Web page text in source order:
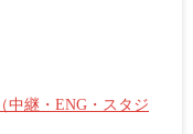
中継・ENG・スタジ